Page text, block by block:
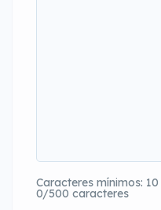
Caracteres mínimos: 10
0/500 caracteres